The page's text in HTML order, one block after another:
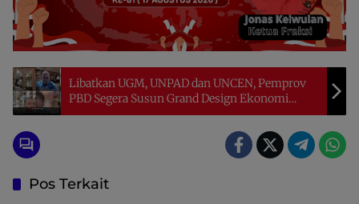
Libatkan UGM, UNPAD dan UNCEN, Pemprov
PBD Segera Susun Grand Design Ekonomi
Daerah
Pos Terkait